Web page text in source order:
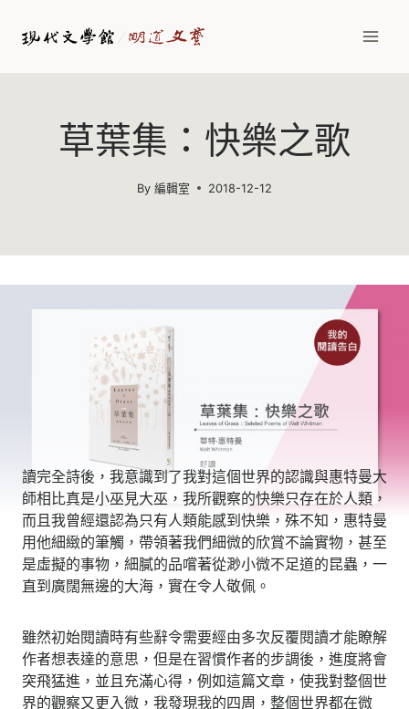
草葉集：快樂之歌
By 編輯室 2018-12-12
讀完全詩後，我意識到了我對這個世界的認識與惠特曼大
師相比真是小巫見大巫，我所觀察的快樂只存在於人類，
而且我曾經還認為只有人類能感到快樂，殊不知，惠特曼
用他細緻的筆觸，帶領著我們細微的欣賞不論實物，甚至
是虛擬的事物，細膩的品嚐著從渺小微不足道的昆蟲，一
直到廣闊無邊的大海，實在令人敬佩。
雖然初始閱讀時有些辭令需要經由多次反覆閱讀才能瞭解
作者想表達的意思，但是在習慣作者的步調後，進度將會
突飛猛進，並且充滿心得，例如這篇文章，使我對整個世
界的觀察又更入微，我發現我的四周，整個世界都在微